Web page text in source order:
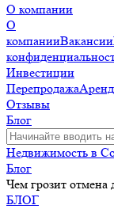
О компании
О
компанииВакансии
Инвестиции
Перепродажа
Отзывы
Блог
Недвижимость в
Блог
Чем грозит отмена
БЛОГ